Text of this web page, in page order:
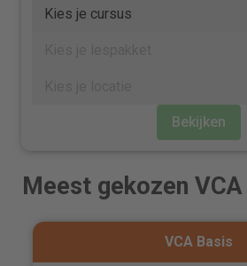
Bekijken
Meest gekozen
VCA Basis